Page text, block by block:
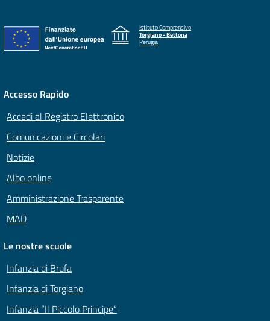
Istituto Comprensivo
Torgiano - Bettona
Perugia
Accesso Rapido
Accedi al Registro Elettronico
Comunicazioni e Circolari
Notizie
Albo online
Amministrazione Trasparente
MAD
Le nostre scuole
Infanzia di Brufa
Infanzia di Torgiano
Infanzia “Il Piccolo Principe”